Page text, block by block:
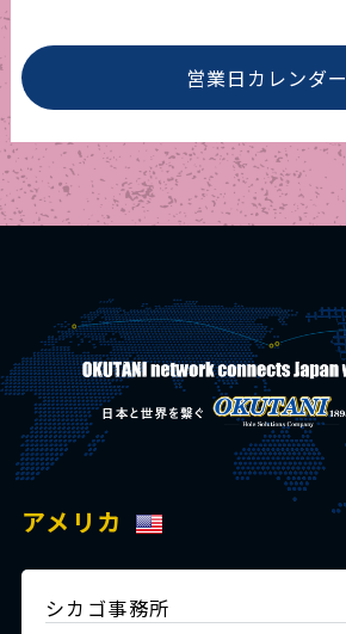
営業日カレンダー
アメリカ
シカゴ事務所